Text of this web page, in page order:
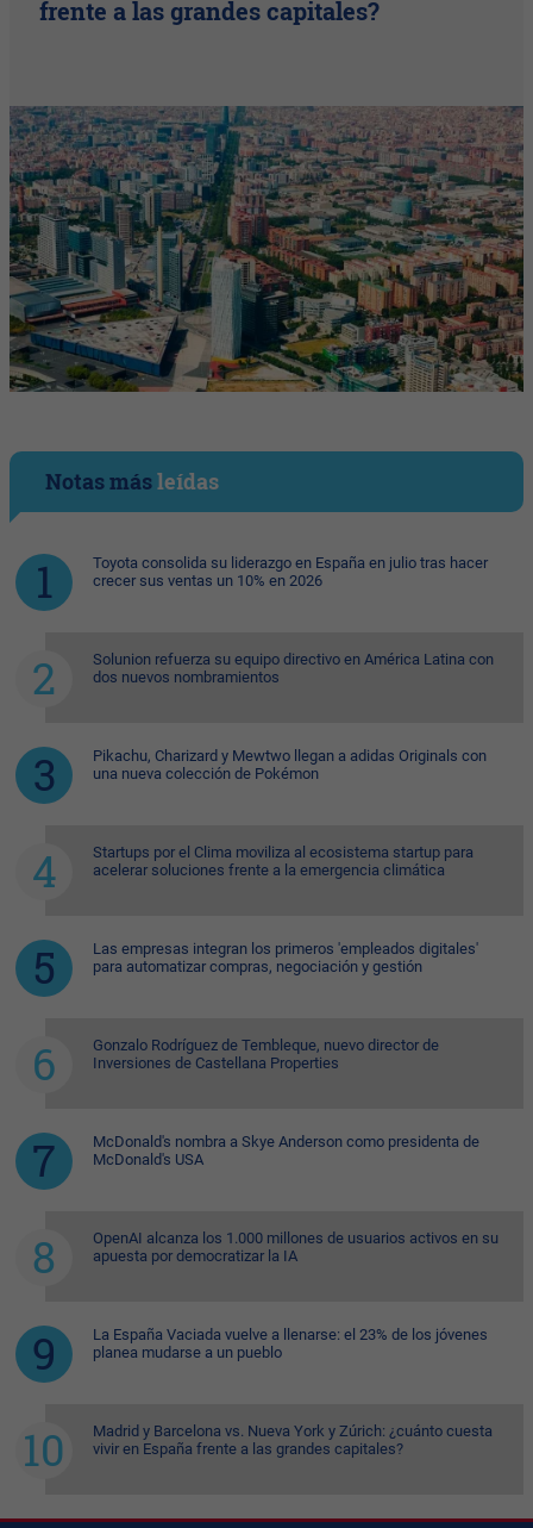
frente a las grandes capitales?
Notas másleídas
Toyota consolida su liderazgo en España en julio tras hacer
crecer sus ventas un 10% en 2026
Solunion refuerza su equipo directivo en América Latina con
dos nuevos nombramientos
Pikachu, Charizard y Mewtwo llegan a adidas Originals con
una nueva colección de Pokémon
Startups por el Clima moviliza al ecosistema startup para
acelerar soluciones frente a la emergencia climática
Las empresas integran los primeros 'empleados digitales'
para automatizar compras, negociación y gestión
Gonzalo Rodríguez de Tembleque, nuevo director de
Inversiones de Castellana Properties
McDonald's nombra a Skye Anderson como presidenta de
McDonald's USA
OpenAI alcanza los 1.000 millones de usuarios activos en su
apuesta por democratizar la IA
La España Vaciada vuelve a llenarse: el 23% de los jóvenes
planea mudarse a un pueblo
Madrid y Barcelona vs. Nueva York y Zúrich: ¿cuánto cuesta
vivir en España frente a las grandes capitales?